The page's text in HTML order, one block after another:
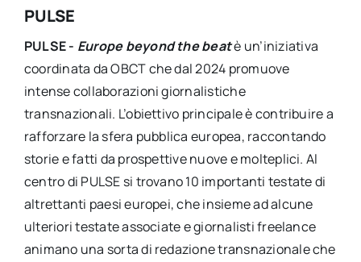
PULSE
PULSE - Europe beyond the beatè un’iniziativa
coordinata da OBCT che dal 2024 promuove
intense collaborazioni giornalistiche
transnazionali. L’obiettivo principale è contribuire a
rafforzare la sfera pubblica europea, raccontando
storie e fatti da prospettive nuove e molteplici. Al
centro di PULSE si trovano 10 importanti testate di
altrettanti paesi europei, che insieme ad alcune
ulteriori testate associate e giornalisti freelance
animano una sorta di redazione transnazionale che